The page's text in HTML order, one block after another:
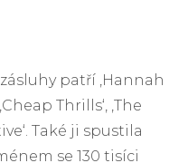
patří ‚Hannah
Thrills‘, ‚The
Také ji spustila
se 130 tisíci